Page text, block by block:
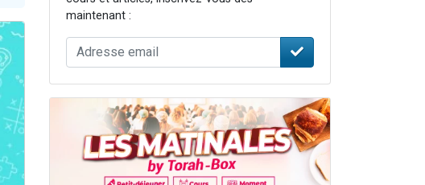
maintenant :